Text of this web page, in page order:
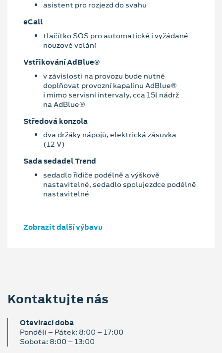
asistent pro rozjezd do svahu
eCall
tlačítko SOS pro automatické i vyžádané
nouzové volání
Vstřikování AdBlue®
v závislosti na provozu bude nutné
doplňovat provozní kapalinu AdBlue®
i mimo servisní intervaly, cca 15l nádrž
na AdBlue®
Středová konzola
dva držáky nápojů, elektrická zásuvka
(12 V)
Sada sedadel Trend
sedadlo řidiče podélně a výškově
nastavitelné, sedadlo spolujezdce podélně
nastavitelné
Zobrazit další výbavu
Kontaktujte nás
Otevírací doba
Pondělí – Pátek: 8:00 – 17:00
Sobota: 8:00 – 13:00